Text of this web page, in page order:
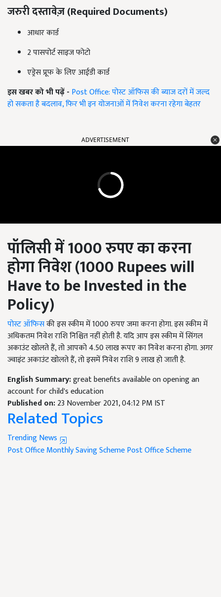
जरुरी दस्तावेज़ (Required Documents)
आधार कार्ड
2 पासपोर्ट साइज फोटो
एड्रेस प्रूफ के लिए आईडी कार्ड
इस खबर को भी पढ़ें - Post Office: पोस्ट ऑफिस की ब्याज दरों में जल्द
हो सकता है बदलाव, फिर भी इन योजनाओं में निवेश करना रहेगा बेहतर
ADVERTISEMENT
पॉलिसी में 1000 रुपए का करना
होगा निवेश (1000 Rupees will
Have to be Invested in the
Policy)
पोस्ट ऑफिसकी इस स्कीम में 1000 रुपए जमा करना होगा. इस स्कीम में
अधिकतम निवेश राशि निश्चित नहीं होती है. यदि आप इस स्कीम में सिंगल
अकाउंट खोलते हैं, तो आपको 4.50 लाख रूपए का निवेश करना होगा. अगर
ज्वाइंट अकाउंट खोलते हैं, तो इसमें निवेश राशि 9 लाख हो जाती है.
English Summary:great benefits available on opening an
account for child's education
Published on:23 November 2021, 04:12 PM IST
Related Topics
Trending News
Post Office Monthly Saving SchemePost Office Scheme